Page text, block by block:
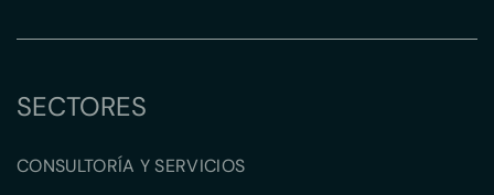
SECTORES
CONSULTORÍA Y SERVICIOS